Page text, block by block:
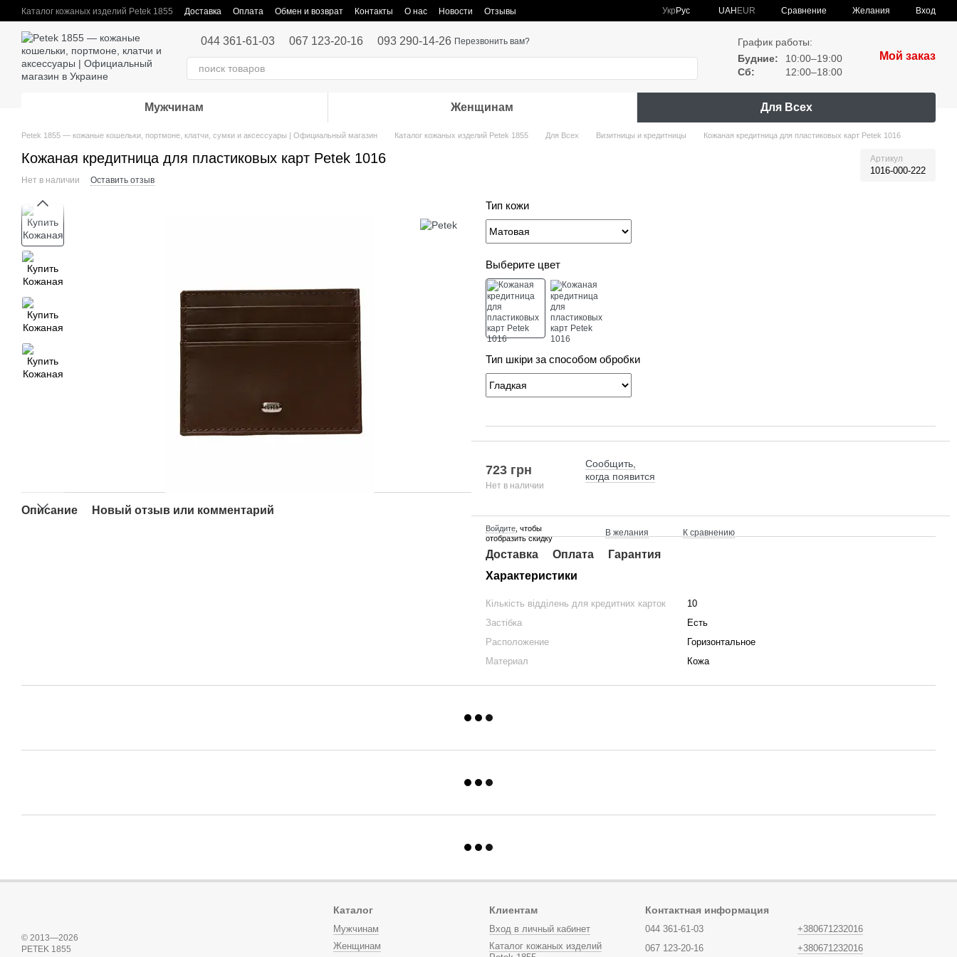
Перейти к основному контенту
Каталог кожаных изделий Petek 1855 Доставка Оплата Обмен и возврат Контакты О нас Новости
Отзывы
Укр Рус UAH EUR Сравнение Желания Вход
044 361-61-03 067 123-20-16 093 290-14-26 Перезвонить вам?
График работы:
Будние:
10:00–19:00
Сб:
12:00–18:00
Мой заказ
Мужчинам Женщинам Для Всех
Petek 1855 — кожаные кошельки, портмоне, клатчи, сумки и аксессуары | Официальный магазин Каталог кожаных изделий Petek 1855 Для Всех Визитницы и кредитницы Кожаная кредитница для пластиковых карт Petek 1016
Кожаная кредитница для пластиковых карт Petek 1016 Артикул
1016-000-222
Нет в наличии Оставить отзыв
Описание Новый отзыв или комментарий
Тип кожи
Выберите цвет
Тип шкіри за способом обробки
723 грн
Нет в наличии
Сообщить,
когда появится
Войдите , чтобы
отобразить скидку
В желания К сравнению
Доставка Оплата
Гарантия
Характеристики
Кількість відділень для кредитних карток
10
Застібка
Есть
Расположение
Горизонтальное
Материал
Кожа
© 2013—2026
PETEK 1855
Каталог
Мужчинам
Женщинам
Клиентам
Вход в личный кабинет
Каталог кожаных изделий
Контактная информация
044 361-61-03
067 123-20-16
+380671232016
+380671232016